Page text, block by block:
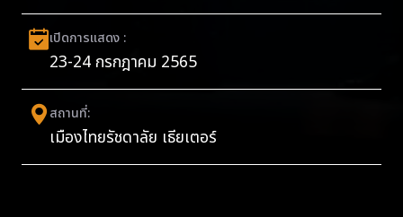
เปิดการแสดง :
23-24 กรกฎาคม 2565
สถานที่:
เมืองไทยรัชดาลัย เธียเตอร์